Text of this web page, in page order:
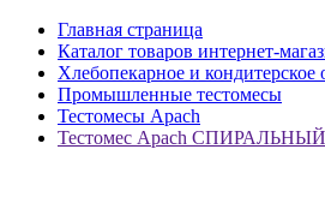
Главная страница
Каталог товаров интернет-
Хлебопекарное и кондитерское
Промышленные тестомесы
Тестомесы Apach
Тестомес Apach